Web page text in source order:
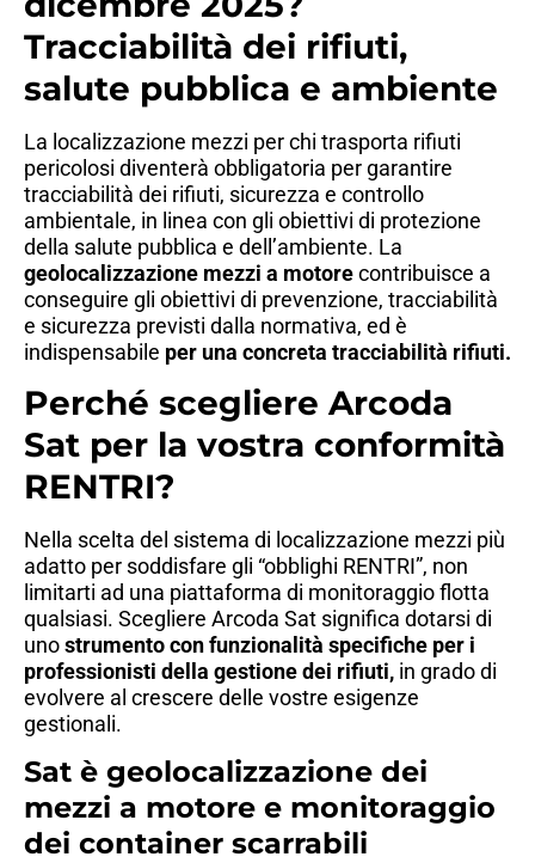
Tracciabilità dei rifiuti,
salute pubblica e ambiente
La localizzazione mezzi per chi trasporta rifiuti
pericolosi diventerà obbligatoria per garantire
tracciabilità dei rifiuti, sicurezza e controllo
ambientale, in linea con gli obiettivi di protezione
della salute pubblica e dell’ambiente. La
geolocalizzazione mezzi a motorecontribuisce a
conseguire gli obiettivi di prevenzione, tracciabilità
e sicurezza previsti dalla normativa, ed è
indispensabile per una concreta tracciabilità rifiuti.
Perché scegliere Arcoda
Sat per la vostra conformità
RENTRI?
Nella scelta del sistema di localizzazione mezzi più
adatto per soddisfare gli “obblighi RENTRI”, non
limitarti ad una piattaforma di monitoraggio flotta
qualsiasi. Scegliere Arcoda Sat significa dotarsi di
unostrumento con funzionalità specifiche per i
professionisti della gestione dei rifiuti, in grado di
evolvere al crescere delle vostre esigenze
gestionali.
Sat è geolocalizzazione dei
mezzi a motore e monitoraggio
dei container scarrabili